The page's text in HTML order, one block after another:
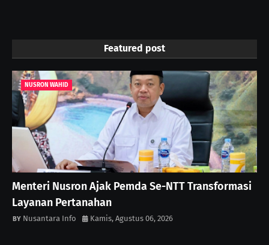
Featured post
NUSRON WAHID
Menteri Nusron Ajak Pemda Se-NTT Transformasi
Layanan Pertanahan
Nusantara Info Kamis, Agustus 06, 2026